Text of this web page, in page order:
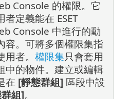
Console 的權限。它
定義能在 ESET
Console 中進行的動
容。可將多個權限集指
者。 權限集只會套用
中的物件。建立或編輯
在 [靜態群組] 區段中設
組]。